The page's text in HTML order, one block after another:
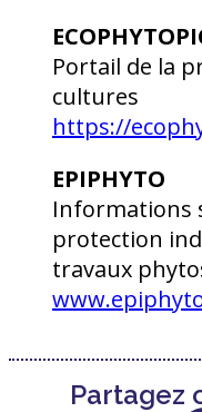
Portail de la
cultures
https://
EPIPHYTO
Informations
protection
travaux
Partagez